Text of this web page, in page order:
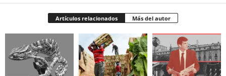
Artículos relacionados Más del autor